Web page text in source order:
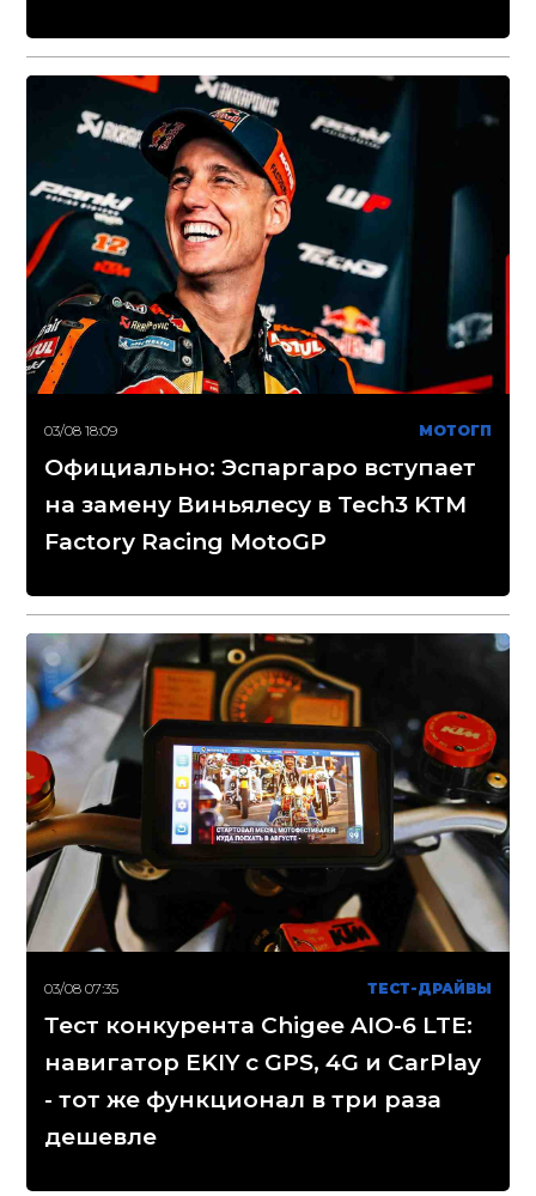
03/08 18:09 МОТОГП
Официально: Эспаргаро вступает
на замену Виньялесу в Tech3 KTM
Factory Racing MotoGP
03/08 07:35 ТЕСТ-ДРАЙВЫ
Тест конкурента Chigee AIO-6 LTE:
навигатор EKIY с GPS, 4G и CarPlay
- тот же функционал в три раза
дешевле